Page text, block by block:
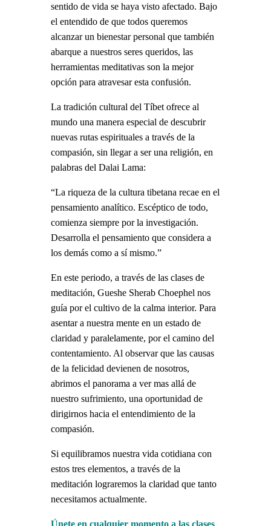
sentido de vida se haya visto afectado. Bajo
el entendido de que todos queremos
alcanzar un bienestar personal que también
abarque a nuestros seres queridos, las
herramientas meditativas son la mejor
opción para atravesar esta confusión.
La tradición cultural del Tíbet ofrece al
mundo una manera especial de descubrir
nuevas rutas espirituales a través de la
compasión, sin llegar a ser una religión, en
palabras del Dalai Lama:
“La riqueza de la cultura tibetana recae en el
pensamiento analítico. Escéptico de todo,
comienza siempre por la investigación.
Desarrolla el pensamiento que considera a
los demás como a sí mismo.”
En este periodo, a través de las clases de
meditación, Gueshe Sherab Choephel nos
guía por el cultivo de la calma interior. Para
asentar a nuestra mente en un estado de
claridad y paralelamente, por el camino del
contentamiento. Al observar que las causas
de la felicidad devienen de nosotros,
abrimos el panorama a ver mas allá de
nuestro sufrimiento, una oportunidad de
dirigirnos hacia el entendimiento de la
compasión.
Si equilibramos nuestra vida cotidiana con
estos tres elementos, a través de la
meditación lograremos la claridad que tanto
necesitamos actualmente.
Únete en cualquier momento a las clases